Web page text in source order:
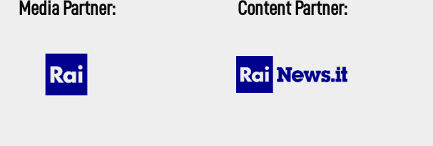
Media Partner: Content Partner: